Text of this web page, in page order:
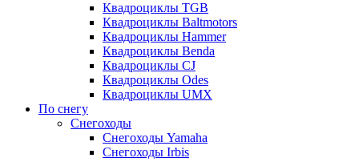
Квадроциклы TGB
Квадроциклы Baltmotors
Квадроциклы Hammer
Квадроциклы Benda
Квадроциклы CJ
Квадроциклы Odes
Квадроциклы UMX
По снегу
Снегоходы
Снегоходы Yamaha
Снегоходы Irbis